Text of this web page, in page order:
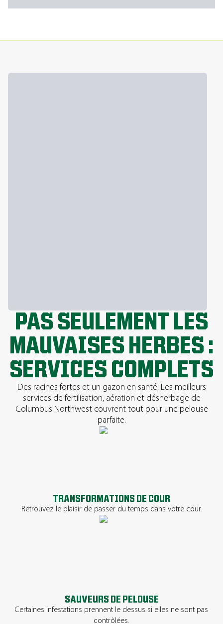
PAS SEULEMENT LES
MAUVAISES HERBES :
SERVICES COMPLETS
Des racines fortes et un gazon en santé. Les meilleurs
services de fertilisation, aération et désherbage de
Columbus Northwest couvrent tout pour une pelouse
parfaite.
TRANSFORMATIONS DE COUR
Retrouvez le plaisir de passer du temps dans votre cour.
SAUVEURS DE PELOUSE
Certaines infestations prennent le dessus si elles ne sont pas
contrôlées.